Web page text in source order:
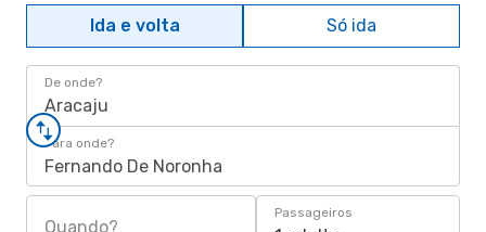
Ida e volta Só ida
De onde?
Aracaju
Para onde?
Fernando De Noronha
Quando?
Passageiros